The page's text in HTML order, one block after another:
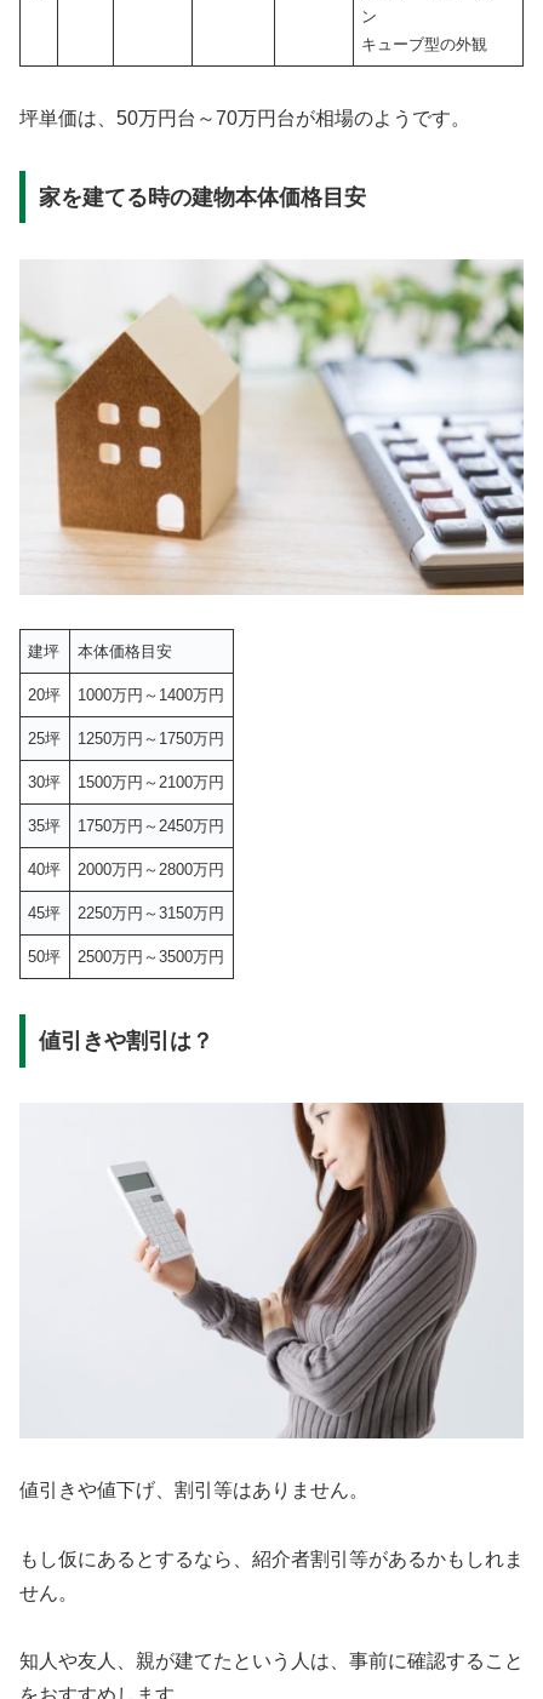
ン
キューブ型の外観
坪単価は、50万円台～70万円台が相場のようです。
家を建てる時の建物本体価格目安
建坪 本体価格目安
20坪 1000万円～1400万円
25坪 1250万円～1750万円
30坪 1500万円～2100万円
35坪 1750万円～2450万円
40坪 2000万円～2800万円
45坪 2250万円～3150万円
50坪 2500万円～3500万円
値引きや割引は？
値引きや値下げ、割引等はありません。
もし仮にあるとするなら、紹介者割引等があるかもしれま
せん。
知人や友人、親が建てたという人は、事前に確認すること